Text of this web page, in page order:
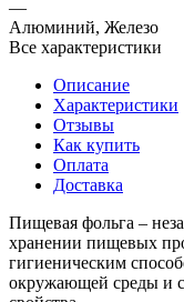
—
Алюминий, Железо
Все характеристики
Описание
Характеристики
Отзывы
Как купить
Оплата
Доставка
Пищевая фольга –
хранении пищевых
гигиеническим
окружающей среды и